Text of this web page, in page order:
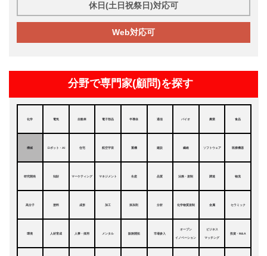
休日(土日祝祭日)対応可
Web対応可
分野で専門家(顧問)を探す
化学 電気 自動車 電子部品 半導体 通信 バイオ 農業 食品
機械 ロボット・AI 住宅 航空宇宙 重機 建設 繊維 ソフトウェア 医療機器
研究開発 知財 マーケティング マネジメント 生産 品質 法務・規制 調達 物流
高分子 塗料 成形 加工 添加剤 分析 化学物質規制 金属 セラミック
環境 人材育成 人事・採用 メンタル 販路開拓 市場参入
オープン
イノベーション
ビジネス
マッチング
投資・M&A